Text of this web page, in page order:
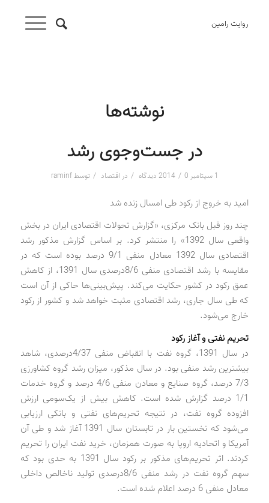
روایت رامین
نوشته‌ها
در جست‌وجوی رشد
1 سپتامبر 2014 / 0 دیدگاه / در اقتصاد / توسطraminf
امید به خروج از رکود طی امسال زنده شد
چند روز قبل بانک مرکزی، «گزارش تحولات اقتصادی ایران در بخش
واقعی سال 1392» را منتشر کرد. بر اساس گزارش مذکور رشد
اقتصادی سال 1392 معادل منفی 9/1 درصد بوده است که در
مقایسه با رشد اقتصادی منفی 8/6‌درصدی سال 1391، از کاهش
عمق رکود در کشور حکایت می‌کند. پیش‌بینی‌ها حاکی از آن است
که طی سال جاری، رشد اقتصادی مثبت خواهد شد و کشور از رکود
خارج می‌شود.
تحریم نفتی و آغاز رکود
در سال 1391، گروه نفت با انقباض منفی 4/37درصدی، شاهد
بیشترین رشد منفی بود. در سال مذکور، میزان رشد گروه کشاورزی
7/3 درصد، گروه صنایع و معادن منفی 4/6 درصد و گروه خدمات
1/1 درصد گزارش شده است. کاهش بیش از یک‌سومی ارزش
افزوده گروه نفت، در نتیجه تحریم‌های نفتی و بانکی ارزیابی
می‌شود که نخستین بار در تابستان سال 1391 آغاز شد و طی آن
آمریکا و اتحادیه اروپا به صورت همزمان، خرید نفت ایران را تحریم
کردند. اثر تحریم‌های مذکور بر رکود سال 1391 به حدی بود که
سهم گروه نفت در رشد منفی 8/6‌درصدی تولید ناخالص داخلی
معادل منفی 6 درصد اعلام شده است.